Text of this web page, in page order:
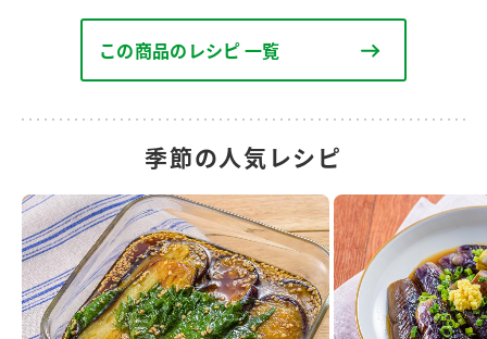
この商品のレシピ 一覧
季節の人気レシピ